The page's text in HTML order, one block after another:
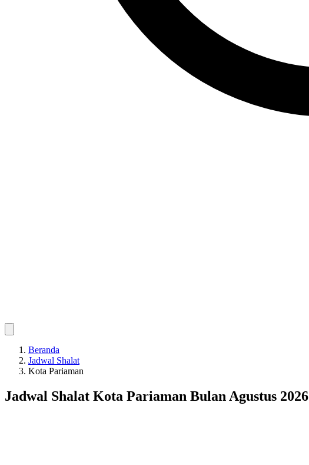
Beranda
Jadwal Shalat
Kota Pariaman
Jadwal Shalat Kota Pariaman Bulan Agustus 2026